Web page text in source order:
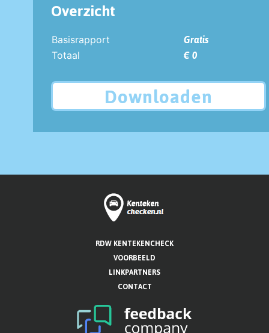
Overzicht
Basisrapport
Gratis
Totaal
€ 0
Downloaden
RDW KENTEKENCHECK
VOORBEELD
LINKPARTNERS
CONTACT